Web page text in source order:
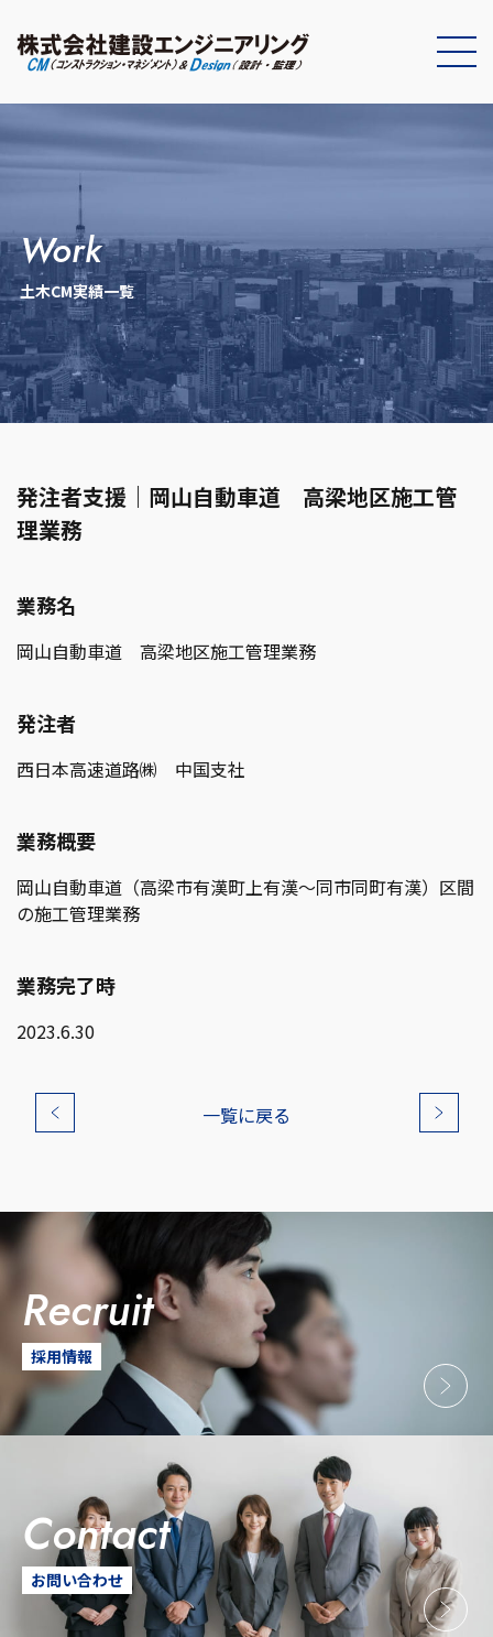
work
土木CM実績一覧
発注者支援｜岡山自動車道 高梁地区施工管
理業務
業務名
岡山自動車道 高梁地区施工管理業務
発注者
西日本高速道路㈱ 中国支社
業務概要
岡山自動車道（高梁市有漢町上有漢～同市同町有漢）区間
の施工管理業務
業務完了時
2023.6.30
一覧に戻る
recruit
採用情報
contact
お問い合わせ